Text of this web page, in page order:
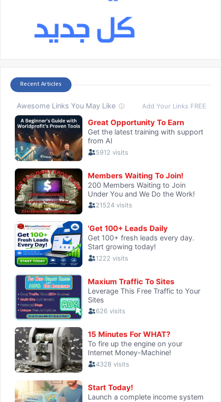
Recent Articles